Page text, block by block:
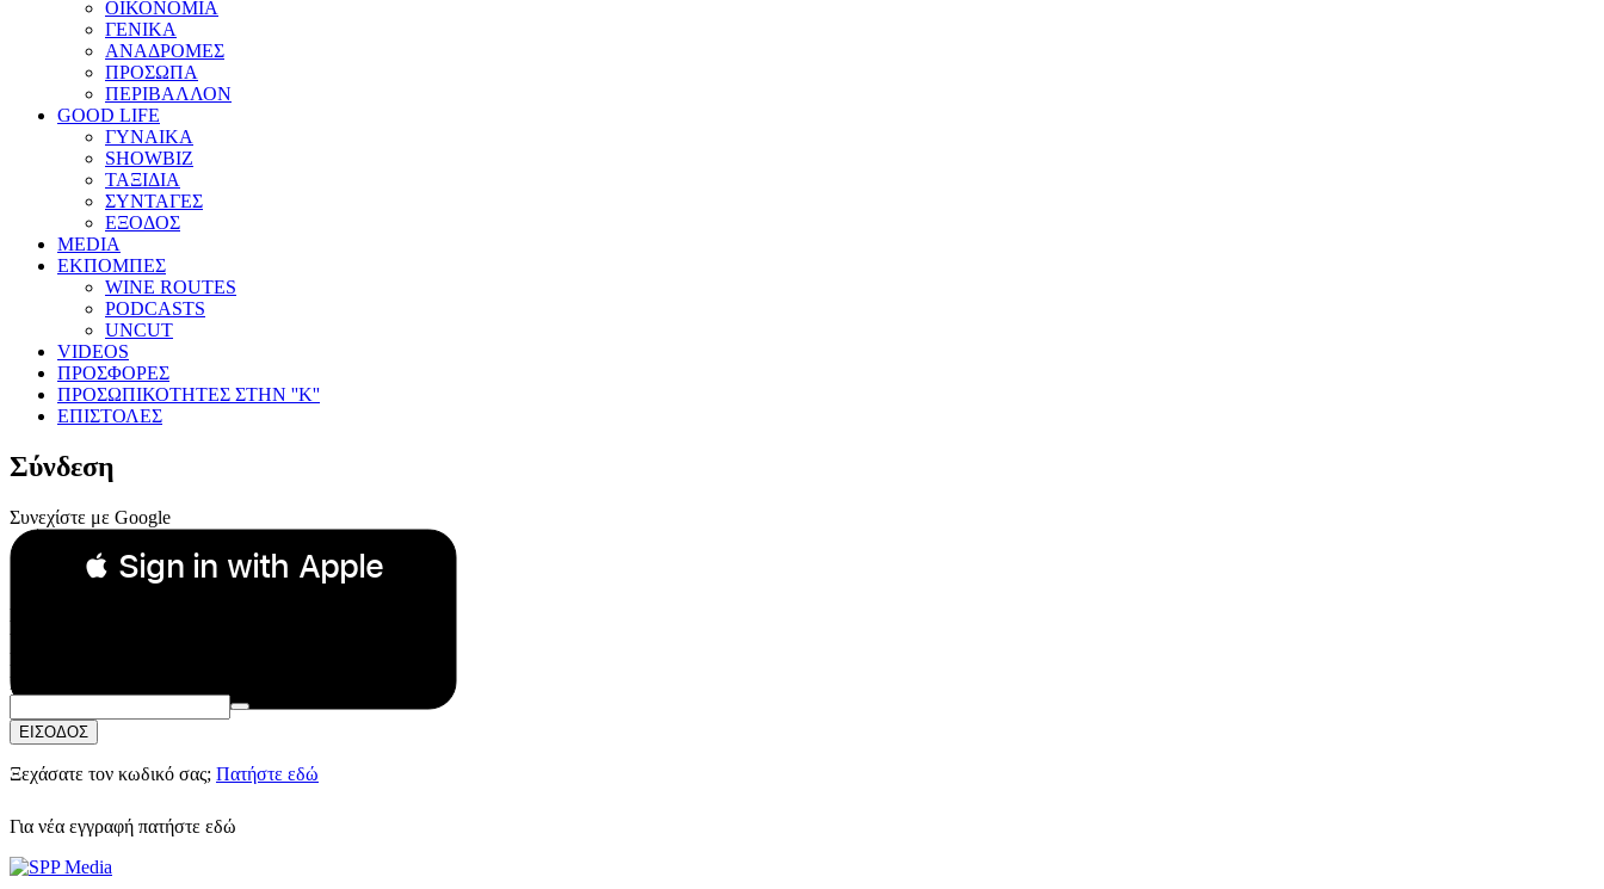
ΟΙΚΟΝΟΜΙΑ
ΓΕΝΙΚΑ
ΑΝΑΔΡΟΜΕΣ
ΠΡΟΣΩΠΑ
ΠΕΡΙΒΑΛΛΟΝ
GOOD LIFE
ΓΥΝΑΙΚΑ
SHOWBIZ
ΤΑΞΙΔΙΑ
ΣΥΝΤΑΓΕΣ
ΕΞΟΔΟΣ
MEDIA
ΕΚΠΟΜΠΕΣ
WINE ROUTES
PODCASTS
UNCUT
VIDEOS
ΠΡΟΣΦΟΡΕΣ
ΠΡΟΣΩΠΙΚΟΤΗΤΕΣ ΣΤΗΝ ''Κ''
ΕΠΙΣΤΟΛΕΣ
Σύνδεση
Συνεχίστε με Google
 Sign in with Apple
Συνεχίστε με Apple
ή
Email:
Κωδικός Πρόσβασης:
ΕΙΣΟΔΟΣ
Ξεχάσατε τον κωδικό σας; Πατήστε εδώ
Για νέα εγγραφή πατήστε εδώ